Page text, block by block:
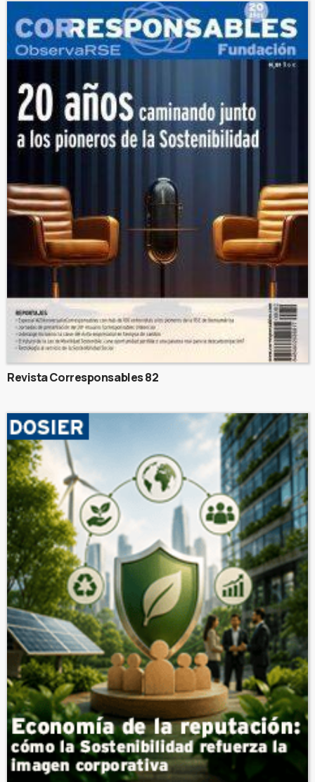
Revista Corresponsables 82